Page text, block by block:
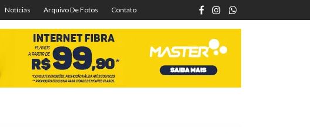
Notícias Arquivo De Fotos Contato